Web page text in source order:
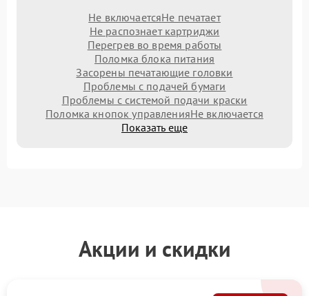
Не включаетсяНе печатает
Не распознает картриджи
Перегрев во время работы
Поломка блока питания
Засорены печатающие головки
Проблемы с подачей бумаги
Проблемы с системой подачи краски
Поломка кнопок управленияНе включается
Показать еще
Акции и скидки